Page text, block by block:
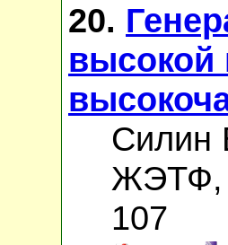
20.
высокой
Силин
ЖЭТФ,
107